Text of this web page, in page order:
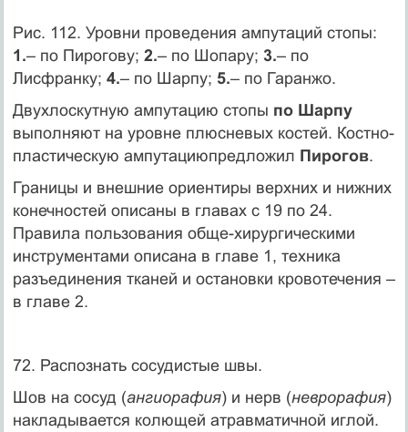
Рис. 112. Уровни проведения ампутаций стопы:
1.– по Пирогову; 2.– по Шопару; 3.– по
Лисфранку; 4.– по Шарпу; 5.– по Гаранжо.
Двухлоскутную ампутацию стопы по Шарпу
выполняют на уровне плюсневых костей. Костно-
пластическую ампутациюпредложил Пирогов.
Границы и внешние ориентиры верхних и нижних
конечностей описаны в главах с 19 по 24.
Правила пользования обще-хирургическими
инструментами описана в главе 1, техника
разъединения тканей и остановки кровотечения –
в главе 2.
72. Распознать сосудистые швы.
Шов на сосуд (ангиорафия) и нерв (неврорафия)
накладывается колющей атравматичной иглой.